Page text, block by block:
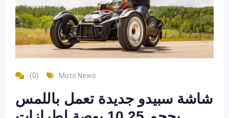
(0) Moto News
شاشة سبيدو جديدة تعمل باللمس